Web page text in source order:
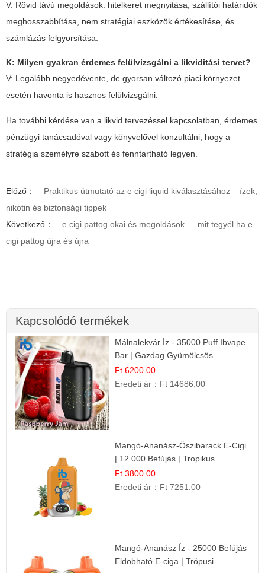
V: Rövid távú megoldások: hitelkeret megnyitása, szállítói határidők
meghosszabbítása, nem stratégiai eszközök értékesítése, és
számlázás felgyorsítása.
K: Milyen gyakran érdemes felülvizsgálni a likviditási tervet?
V: Legalább negyedévente, de gyorsan változó piaci környezet
esetén havonta is hasznos felülvizsgálni.
Ha további kérdése van a likvid tervezéssel kapcsolatban, érdemes
pénzügyi tanácsadóval vagy könyvelővel konzultálni, hogy a
stratégia személyre szabott és fenntartható legyen.
Előző：
Praktikus útmutató az e cigi liquid kiválasztásához – ízek,
nikotin és biztonsági tippek
Következő：
e cigi pattog okai és megoldások — mit tegyél ha e
cigi pattog újra és újra
Kapcsolódó termékek
Málnalekvár Íz - 35000 Puff Ibvape
Bar | Gazdag Gyümölcsös
Ízélmény!
Ft 6200.00
Eredeti ár： Ft 14686.00
Mangó-Ananász-Őszibarack E-Cigi
| 12.000 Befújás | Tropikus
Gyümölcs Íz
Ft 3800.00
Eredeti ár： Ft 7251.00
Mangó-Ananász Íz - 25000 Befújás
Eldobható E-ciga | Trópusi